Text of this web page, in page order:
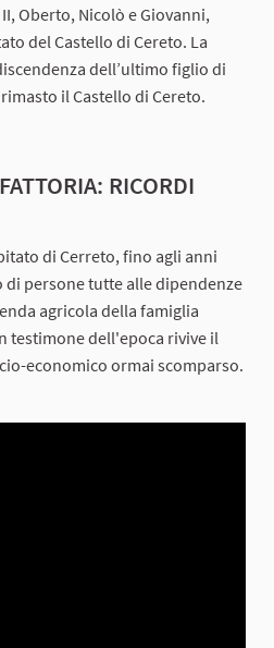
Oberto, Nicolò e Giovanni,
del Castello di Cereto. La
dell’ultimo figlio di
il Castello di Cereto.
RICORDI
di Cerreto, fino agli anni
di persone tutte alle dipendenze
agricola della famiglia
testimone dell'epoca rivive il
economico ormai scomparso.